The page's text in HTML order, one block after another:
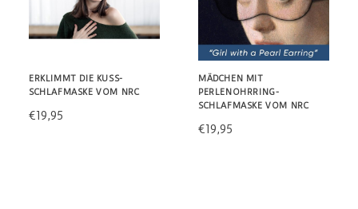
ERKLIMMT DIE KUSS-
SCHLAFMASKE VOM NRC
€19,95
MÄDCHEN MIT
PERLENOHRRING-
SCHLAFMASKE VOM NRC
€19,95